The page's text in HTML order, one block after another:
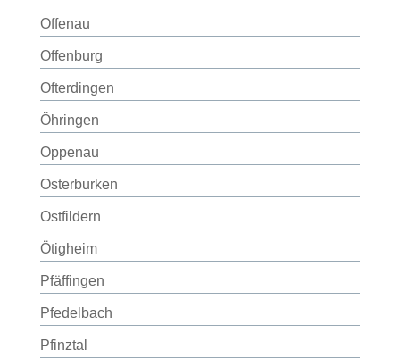
Offenau
Offenburg
Ofterdingen
Öhringen
Oppenau
Osterburken
Ostfildern
Ötigheim
Pfäffingen
Pfedelbach
Pfinztal